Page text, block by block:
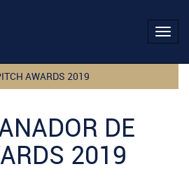
AWARDS 2019
DE
2019